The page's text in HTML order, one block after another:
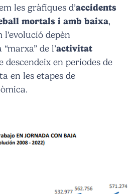
les gràfiques d’accidents
mortals i amb baixa,
depèn
de l’activitat
descendeix en períodes de
en les etapes de